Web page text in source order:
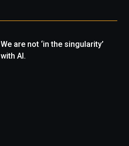
We are not ‘in the singularity’
with AI.